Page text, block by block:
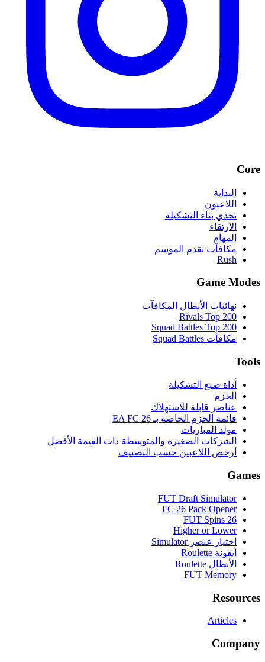
Core
البداية
اللاعبون
تحدي بناء التشكيلة
الارتقاء
المهام
مكافآت تقدم الموسم
Rush
Game Modes
نهائيات الأبطال المكافآت
Rivals Top 200
Squad Battles Top 200
مكافآت Squad Battles
Tools
أداة صنع التشكيلة
الحزم
عناصر قابلة للاستهلاك
قائمة الحزم الخاصة بـ EA FC 26
مولد المباريات
الشركات الصغيرة والمتوسطة ذات القيمة الأفضل
أرخص اللاعبين حسب التصنيف
Games
FUT Draft Simulator
FC 26 Pack Opener
FUT Spins 26
Higher or Lower
اختيار عنصر Simulator
أيقونة Roulette
الأبطال Roulette
FUT Memory
Resources
Articles
Company